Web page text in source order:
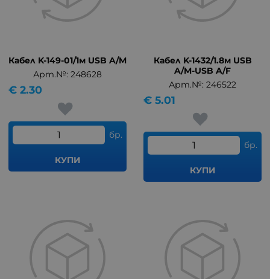
Кабел K-149-01/1м USB A/M
Арт.№: 248628
2.30
€
бр.
КУПИ
Кабел K-1432/1.8м USB
A/M-USB A/F
Арт.№: 246522
5.01
€
бр.
КУПИ